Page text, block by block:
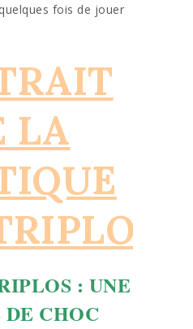
fois de jouer
LA
E
: UNE
CHOC